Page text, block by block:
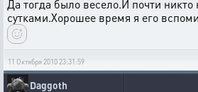
Да тогда было весело.И почти никто
сутками.Хорошее время я его
11 Октября 2010 23:31:59
Daggoth